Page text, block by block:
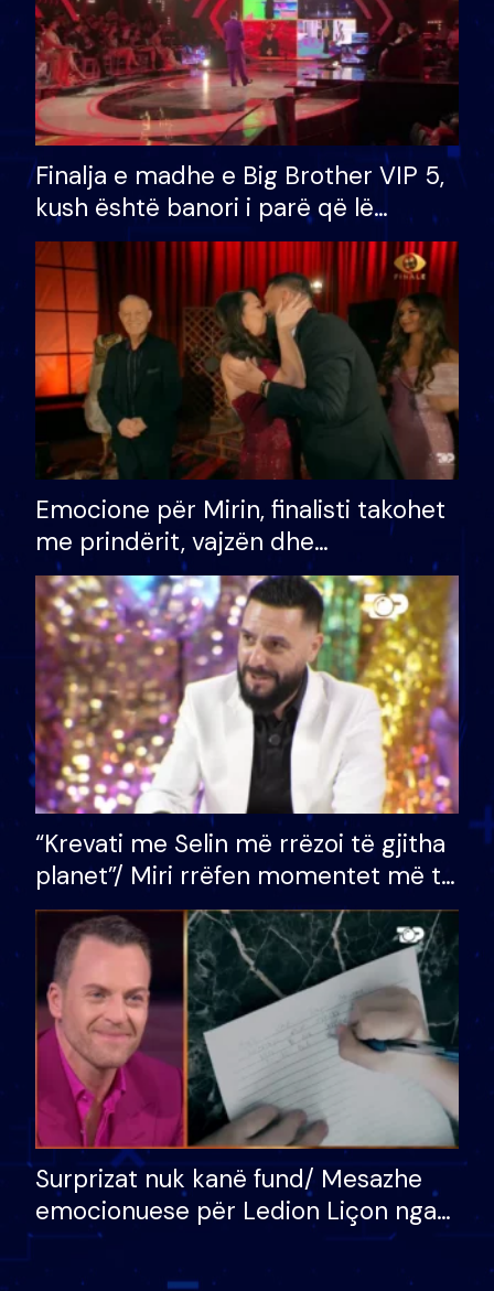
Finalja e madhe e Big Brother VIP 5,
kush është banori i parë që lë
shtëpinë dhe humb mundësinë për
të fituar çmimin e madh
Emocione për Mirin, finalisti takohet
me prindërit, vajzën dhe
bashkëshorten: S’kemi ndonjë letër
divorci apo jo?
“Krevati me Selin më rrëzoi të gjitha
planet”/ Miri rrëfen momentet më të
bukura në shtëpinë e BB VIP: Do më
mungojë zilja e mëngjesit kur…
Surprizat nuk kanë fund/ Mesazhe
emocionuese për Ledion Liçon nga
nëna dhe fëmijët e tij, moderatori
nuk i mban dot lotët: Nuk meritoj…